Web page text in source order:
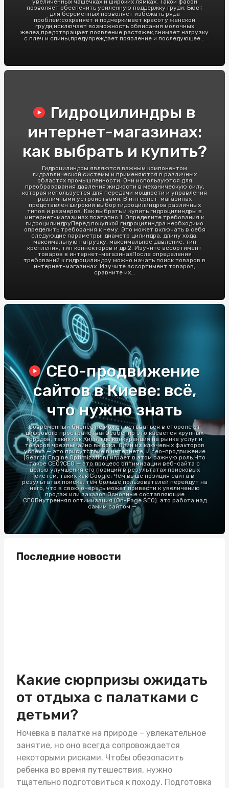
увеличенных чашечках и широких лямках. Такой фасон
позволяет обеспечить усиленную поддержку груди. Бюст
для беременных позволяет избежать ряда
проблем:сохраняет и подчеркивает красоту женской
груди;исключает возможность обвисания молочных
желез;предотвращает появление растяжек;снимает нагрузку
с плеч и спины;предупреждает появление и последующее...
Гидроцилиндры в
интернет-магазинах:
как выбрать и купить?
Гидроцилиндры являются важным компонентом
гидравлической системы и применяются в различных
областях промышленности. Они используются для
преобразования давления жидкости в механическую силу,
которая используется для передачи мощности и управления
различными устройствами. В интернет-магазинах
представлен широкий выбор гидроцилиндров различных
типов и размеров. Как выбрать и купить гидроцилиндры в
интернет-магазинах поэтапно:1. Определите требования к
гидроцилиндруПеред покупкой гидроцилиндра необходимо
определить требования к нему. Это может включать в себя
следующие параметры: диаметр цилиндра, длину хода,
максимальную нагрузку, максимальное давление, тип
крепления, тип коннекторов и др.2. Изучите ассортимент
товаров в интернет-магазинахПосле определения
требований к гидроцилиндру можно начать поиск товаров в
интернет-магазинах. Изучите ассортимент товаров,
сравните их...
СЕО-продвижение
сайтов в Киеве: всё,
что нужно знать
Современный бизнес не может оставаться в стороне от
цифрового пространства. Особенно это касается крупных
городов, таких как Киев, где конкуренция на рынке услуг и
товаров чрезвычайно высока. Один из ключевых факторов
успеха — это присутствие в интернете, и сео-продвижение
(Search Engine Optimization) играет в этом важную роль.Что
такое СЕО?СЕО — это процесс оптимизации веб-сайта с
целью улучшения его позиций в результатах поисковых
систем, таких как Google. Чем выше позиция сайта в
результатах поиска, тем больше пользователей перейдут на
него, что в свою очередь может привести к увеличению
продаж или заказов.Основные составляющие
СЕОВнутренняя оптимизация (On-Page SEO): это работа над
самим сайтом —...
Последние новости
Какие сюрпризы ожидать
от отдыха с палатками с
детьми?
Ночевка в палатке на природе – увлекательное
занятие, но оно всегда сопровождается
некоторыми рисками. Чтобы обезопасить
ребенка во время путешествия, нужно
тщательно подготовиться к походу. Подготовка